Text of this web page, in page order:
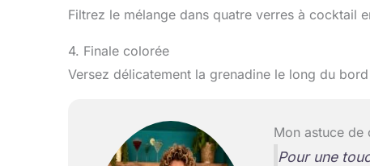
Filtrez le mélange dans quatre verres à cocktail
4. Finale colorée
Versez délicatement la grenadine le long du
Mon astuce de
Pour une